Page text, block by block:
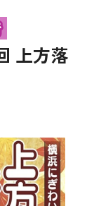
上方落